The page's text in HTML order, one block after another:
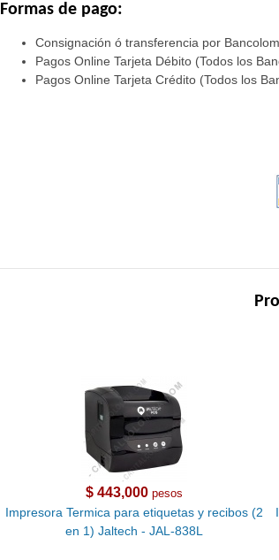
Formas de pago:
Consignación ó transferencia por
Pagos Online Tarjeta Débito (Todos los
Pagos Online Tarjeta Crédito (Todos los
$ 443,000 pesos
Impresora Termica para etiquetas y recibos (2
en 1) Jaltech - JAL-838L